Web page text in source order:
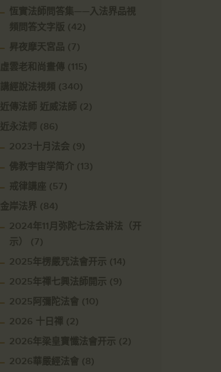
恆實法師問答集——入法界品視
頻問答文字版 (42)
昇夜摩天宮品 (7)
虛雲老和尚畫傳 (115)
講經說法視頻
(340)
近傳法師 近威法師 (2)
近永法师 (86)
2023十月法会 (9)
佛教宇宙学简介 (13)
戒律講座 (57)
金岸法界 (84)
2024年11月弥陀七法会讲法（开
示）
(7)
2025年楞嚴咒法會开示 (14)
2025年禪七興法師開示 (9)
2025阿彌陀法會 (10)
2026 十日禪
(2)
2026年梁皇寶懺法會开示 (2)
2026華嚴經法會 (8)